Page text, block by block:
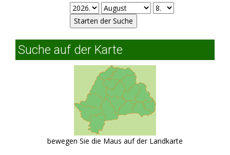
Suche auf der Karte
bewegen Sie die Maus auf der Landkarte